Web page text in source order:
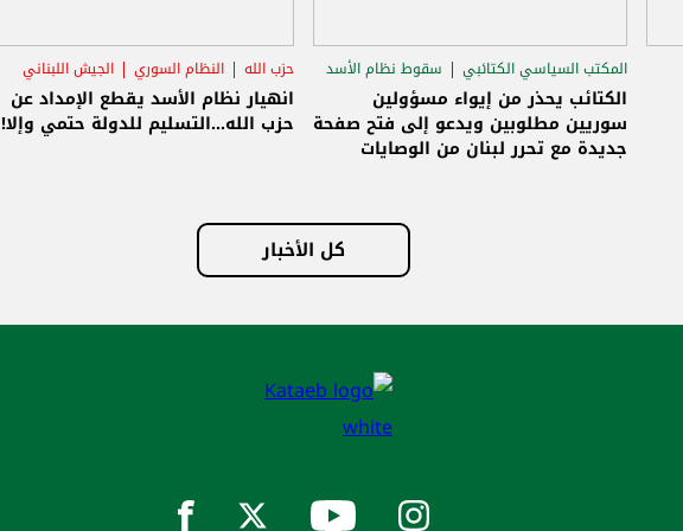
المكتب السياسي الكتائبي
سقوط نظام الأسد
الاستحقاق الرئاسي
الكتائب يحذر من إيواء مسؤولين
سوريين مطلوبين ويدعو إلى فتح صفحة
جديدة مع تحرر لبنان من الوصايات
حزب الله النظام السوري الجيش اللبناني
انهيار نظام الأسد يقطع الإمداد عن
حزب الله...التسليم للدولة حتمي وإلا!
كل الأخبار